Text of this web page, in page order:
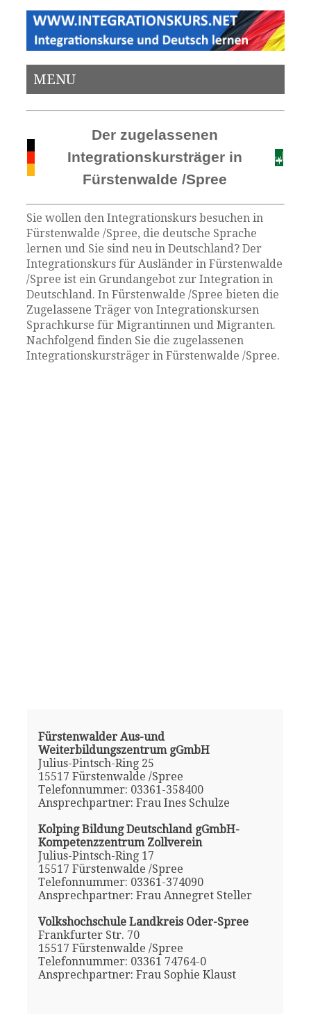
MENU
Der zugelassenen
Integrationskursträger in
Fürstenwalde /Spree
Sie wollen den Integrationskurs besuchen in
Fürstenwalde /Spree, die deutsche Sprache
lernen und Sie sind neu in Deutschland? Der
Integrationskurs für Ausländer in Fürstenwalde
/Spree ist ein Grundangebot zur Integration in
Deutschland. In Fürstenwalde /Spree bieten die
Zugelassene Träger von Integrationskursen
Sprachkurse für Migrantinnen und Migranten.
Nachfolgend finden Sie die zugelassenen
Integrationskursträger in Fürstenwalde /Spree.
Fürstenwalder Aus-und
Weiterbildungszentrum gGmbH
Julius-Pintsch-Ring 25
15517 Fürstenwalde /Spree
Telefonnummer: 03361-358400
Ansprechpartner: Frau Ines Schulze
Kolping Bildung Deutschland gGmbH-
Kompetenzzentrum Zollverein
Julius-Pintsch-Ring 17
15517 Fürstenwalde /Spree
Telefonnummer: 03361-374090
Ansprechpartner: Frau Annegret Steller
Volkshochschule Landkreis Oder-Spree
Frankfurter Str. 70
15517 Fürstenwalde /Spree
Telefonnummer: 03361 74764-0
Ansprechpartner: Frau Sophie Klaust